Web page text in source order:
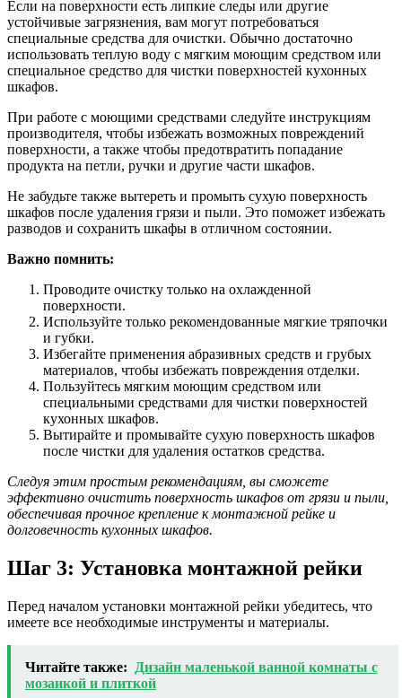
Если на поверхности есть липкие следы или другие
устойчивые загрязнения, вам могут потребоваться
специальные средства для очистки. Обычно достаточно
использовать теплую воду с мягким моющим средством или
специальное средство для чистки поверхностей кухонных
шкафов.
При работе с моющими средствами следуйте инструкциям
производителя, чтобы избежать возможных повреждений
поверхности, а также чтобы предотвратить попадание
продукта на петли, ручки и другие части шкафов.
Не забудьте также вытереть и промыть сухую поверхность
шкафов после удаления грязи и пыли. Это поможет избежать
разводов и сохранить шкафы в отличном состоянии.
Важно помнить:
Проводите очистку только на охлажденной
поверхности.
Используйте только рекомендованные мягкие тряпочки
и губки.
Избегайте применения абразивных средств и грубых
материалов, чтобы избежать повреждения отделки.
Пользуйтесь мягким моющим средством или
специальными средствами для чистки поверхностей
кухонных шкафов.
Вытирайте и промывайте сухую поверхность шкафов
после чистки для удаления остатков средства.
Следуя этим простым рекомендациям, вы сможете
эффективно очистить поверхность шкафов от грязи и пыли,
обеспечивая прочное крепление к монтажной рейке и
долговечность кухонных шкафов.
Шаг 3: Установка монтажной рейки
Перед началом установки монтажной рейки убедитесь, что
имеете все необходимые инструменты и материалы.
Читайте также:
Дизайн маленькой ванной комнаты с
мозаикой и плиткой